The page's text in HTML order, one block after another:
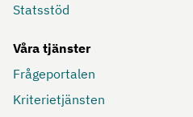
Statsstöd
Våra tjänster
Frågeportalen
Kriterietjänsten